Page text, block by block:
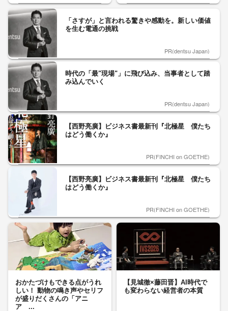
「さすが」と言われる驚きや感動を。新しい価値
を生む電通の挑戦
PR(dentsu Japan)
時代の「最"現場"」に飛び込み、当事者として踏
み込んでいく
PR(dentsu Japan)
【西野亮廣】ビジネス書最新刊『北極星 僕たち
はどう働くか』
PR(FINCHI on GOETHE)
【西野亮廣】ビジネス書最新刊『北極星 僕たち
はどう働くか』
PR(FINCHI on GOETHE)
おかたづけもできる点がうれ
しい！ 動物の鳴き声やセリフ
が盛りだくさんの「アニ
ア ...
【見城徹×藤田晋】AI時代で
も変わらない経営者の本質